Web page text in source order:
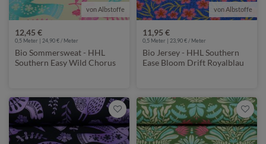
von Albstoffe
12,45 €
0,5 Meter | 24,90 € / Meter
Bio Sommersweat - HHL
Southern Easy Wild Chorus
von Albstoffe
11,95 €
0,5 Meter | 23,90 € / Meter
Bio Jersey - HHL Southern
Ease Bloom Drift Royalblau